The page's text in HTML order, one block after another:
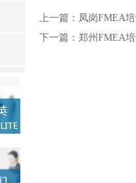
上一篇： 凤岗FMEA
下一篇： 郑州FMEA